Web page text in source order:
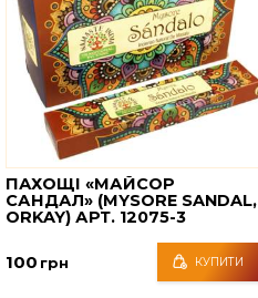
ПАХОЩІ «МАЙСОР
САНДАЛ» (MYSORE SANDAL,
ORKAY) АРТ. 12075-3
100 грн КУПИТИ